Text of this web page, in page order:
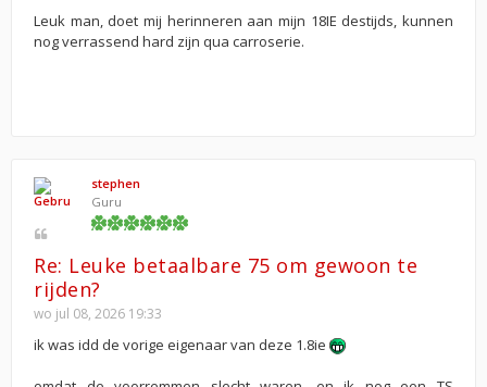
Leuk man, doet mij herinneren aan mijn 18IE destijds, kunnen
nog verrassend hard zijn qua carroserie.
stephen
Guru
Re: Leuke betaalbare 75 om gewoon te
rijden?
wo jul 08, 2026 19:33
ik was idd de vorige eigenaar van deze 1.8ie